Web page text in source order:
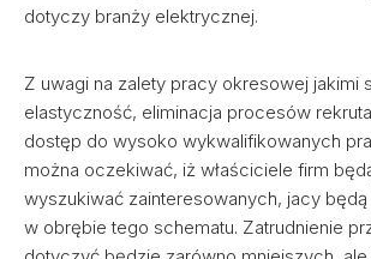
dotyczy branży elektrycznej.
Z uwagi na zalety pracy okresowej jakimi
elastyczność, eliminacja procesów
dostęp do wysoko wykwalifikowanych
można oczekiwać, iż właściciele firm
wyszukiwać zainteresowanych, jacy
w obrębie tego schematu. Zatrudnienie